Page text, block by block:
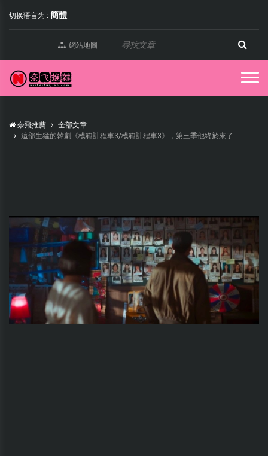
切换语言为 : 簡體
網站地圖
奈飛推薦
全部文章
這部生猛的韓劇《模範計程車3/模範計程車3》，第三季他終於來了